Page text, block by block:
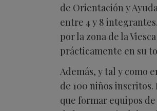
de Orientación y
entre 4 y 8
por la zona de la
prácticamente en su
Además, y tal y como
de 100 niños inscritos.
que formar equipos